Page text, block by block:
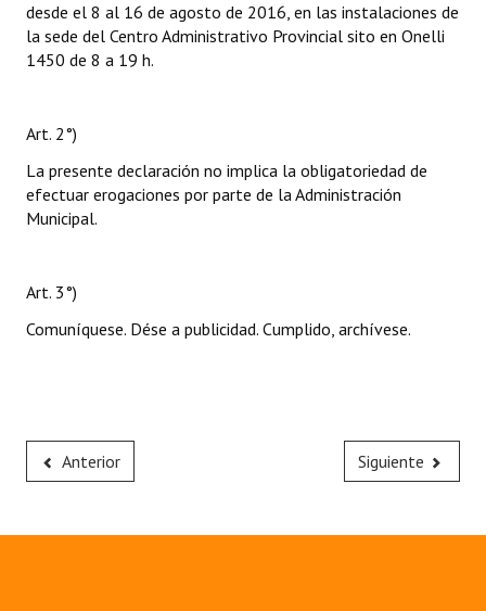
desde el 8 al 16 de agosto de 2016, en las instalaciones de
la sede del Centro Administrativo Provincial sito en Onelli
1450 de 8 a 19 h.
Art. 2°)
La presente declaración no implica la obligatoriedad de
efectuar erogaciones por parte de la Administración
Municipal.
Art. 3°)
Comuníquese. Dése a publicidad. Cumplido, archívese.
Anterior Siguiente